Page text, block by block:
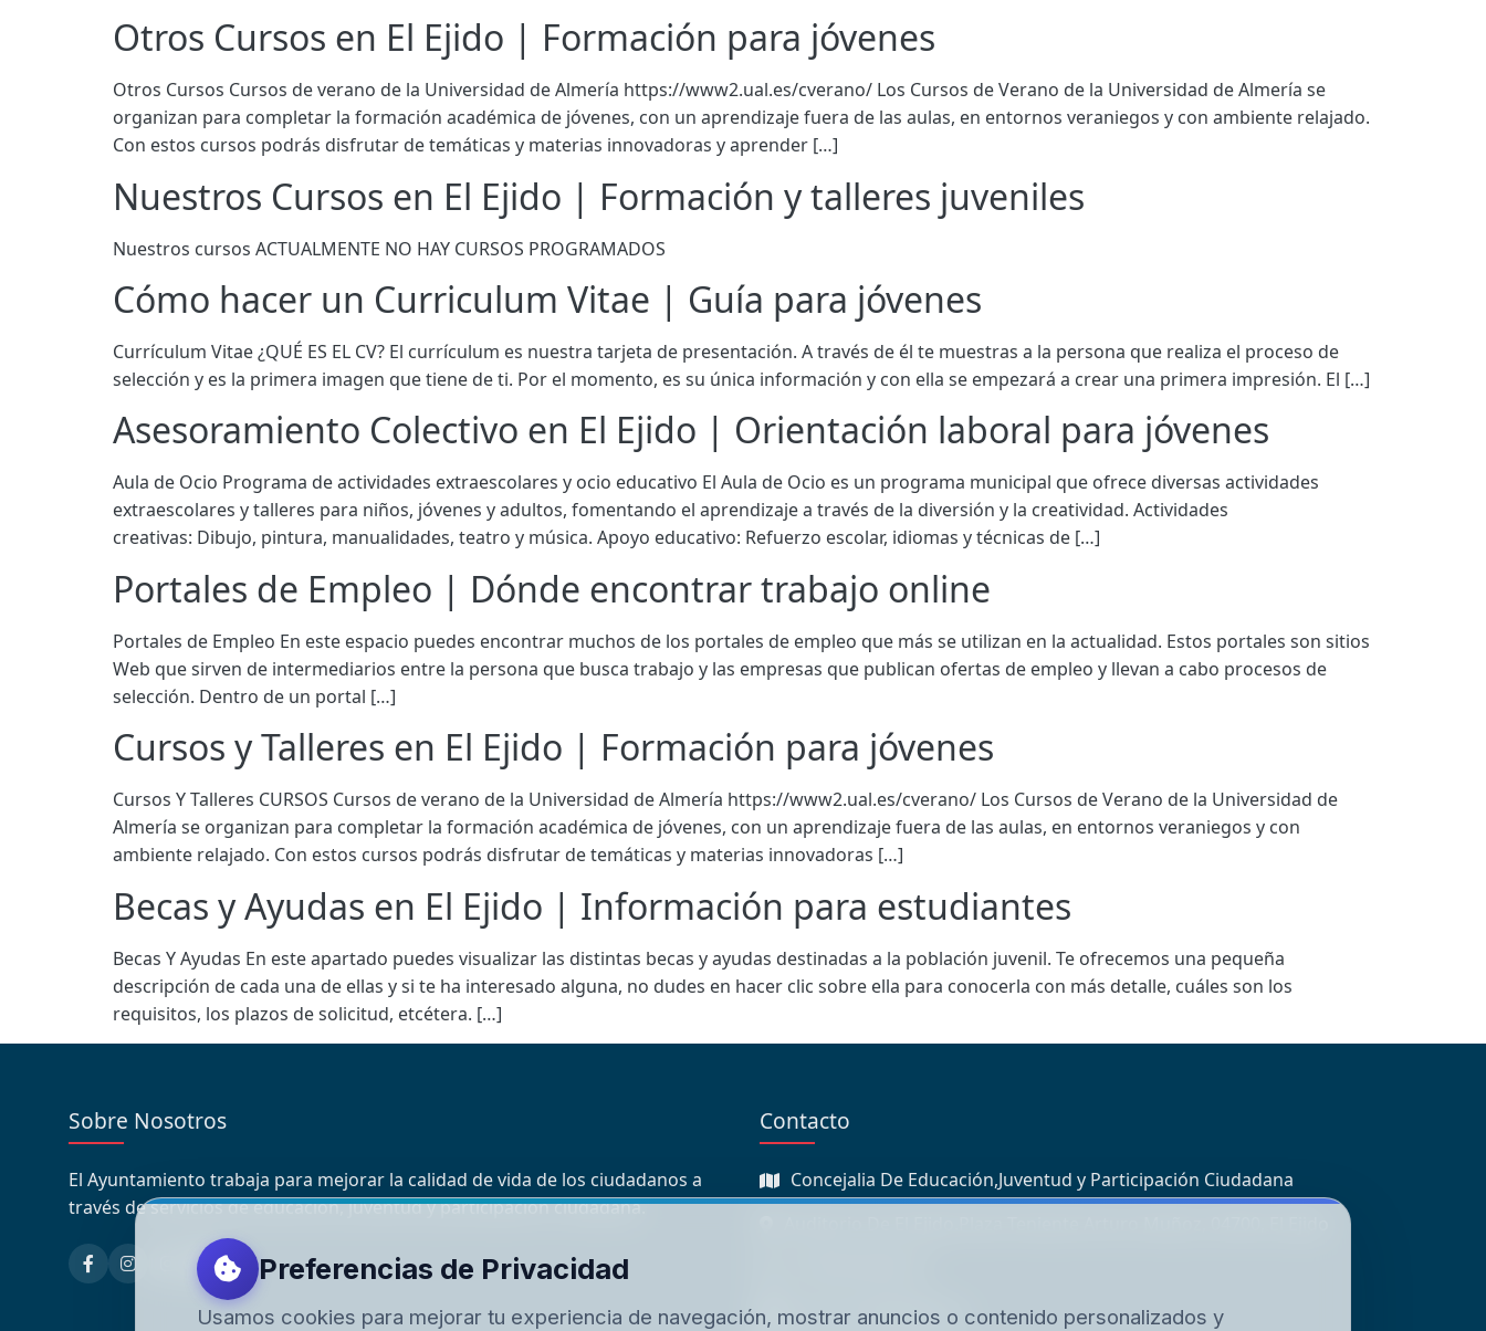
Otros Cursos en El Ejido | Formación para jóvenes
Otros Cursos Cursos de verano de la Universidad de Almería https://www2.ual.es/cverano/ Los Cursos de Verano de la Universidad de Almería se
organizan para completar la formación académica de jóvenes, con un aprendizaje fuera de las aulas, en entornos veraniegos y con ambiente relajado.
Con estos cursos podrás disfrutar de temáticas y materias innovadoras y aprender […]
Nuestros Cursos en El Ejido | Formación y talleres juveniles
Nuestros cursos ACTUALMENTE NO HAY CURSOS PROGRAMADOS
Cómo hacer un Curriculum Vitae | Guía para jóvenes
Currículum Vitae ¿QUÉ ES EL CV? El currículum es nuestra tarjeta de presentación. A través de él te muestras a la persona que realiza el proceso de
selección y es la primera imagen que tiene de ti. Por el momento, es su única información y con ella se empezará a crear una primera impresión. El […]
Asesoramiento Colectivo en El Ejido | Orientación laboral para jóvenes
Aula de Ocio Programa de actividades extraescolares y ocio educativo El Aula de Ocio es un programa municipal que ofrece diversas actividades
extraescolares y talleres para niños, jóvenes y adultos, fomentando el aprendizaje a través de la diversión y la creatividad. Actividades
creativas: Dibujo, pintura, manualidades, teatro y música. Apoyo educativo: Refuerzo escolar, idiomas y técnicas de […]
Portales de Empleo | Dónde encontrar trabajo online
Portales de Empleo En este espacio puedes encontrar muchos de los portales de empleo que más se utilizan en la actualidad. Estos portales son sitios
Web que sirven de intermediarios entre la persona que busca trabajo y las empresas que publican ofertas de empleo y llevan a cabo procesos de
selección. Dentro de un portal […]
Cursos y Talleres en El Ejido | Formación para jóvenes
Cursos Y Talleres CURSOS Cursos de verano de la Universidad de Almería https://www2.ual.es/cverano/ Los Cursos de Verano de la Universidad de
Almería se organizan para completar la formación académica de jóvenes, con un aprendizaje fuera de las aulas, en entornos veraniegos y con
ambiente relajado. Con estos cursos podrás disfrutar de temáticas y materias innovadoras […]
Becas y Ayudas en El Ejido | Información para estudiantes
Becas Y Ayudas En este apartado puedes visualizar las distintas becas y ayudas destinadas a la población juvenil. Te ofrecemos una pequeña
descripción de cada una de ellas y si te ha interesado alguna, no dudes en hacer clic sobre ella para conocerla con más detalle, cuáles son los
requisitos, los plazos de solicitud, etcétera. […]
Sobre Nosotros
El Ayuntamiento trabaja para mejorar la calidad de vida de los ciudadanos a
través de servicios de educación, juventud y participación ciudadana.
Contacto
Concejalia De Educación,Juventud y Participación Ciudadana
educacion@elejido.es
Preferencias de Privacidad
Usamos cookies para mejorar tu experiencia de navegación, mostrar anuncios o contenido personalizados y